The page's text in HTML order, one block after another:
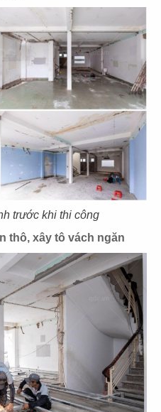
trước khi thi công
thô, xây tô vách ngăn
84
TAO CHA
CN Thủ Dầu Một
86
JIN DIN ROU
CN Vincom Đồng Khởi - Q.1
88
SUSHI WAY
CN Phạm Ngọc Thạch - Q.3